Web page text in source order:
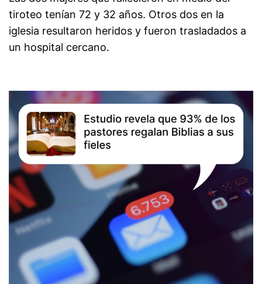
tiroteo tenían 72 y 32 años. Otros dos en la
iglesia resultaron heridos y fueron trasladados a
un hospital cercano.